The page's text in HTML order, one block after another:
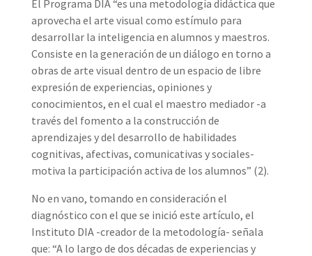
El Programa DIA “es una metodología didáctica que
aprovecha el arte visual como estímulo para
desarrollar la inteligencia en alumnos y maestros.
Consiste en la generación de un diálogo en torno a
obras de arte visual dentro de un espacio de libre
expresión de experiencias, opiniones y
conocimientos, en el cual el maestro mediador -a
través del fomento a la construcción de
aprendizajes y del desarrollo de habilidades
cognitivas, afectivas, comunicativas y sociales-
motiva la participación activa de los alumnos” (2).
No en vano, tomando en consideración el
diagnóstico con el que se inició este artículo, el
Instituto DIA -creador de la metodología- señala
que: “A lo largo de dos décadas de experiencias y